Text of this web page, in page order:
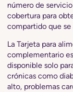
número de
cobertura para
compartido que se
La Tarjeta para
complementario
disponible solo
crónicas como
alto, problemas